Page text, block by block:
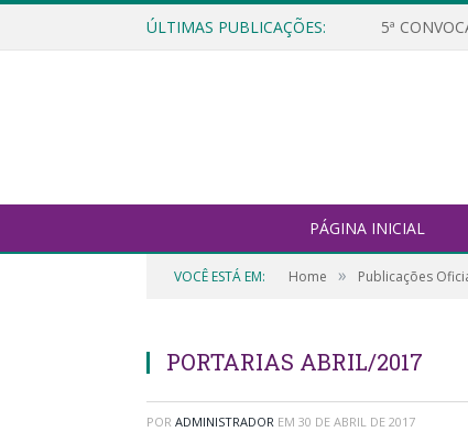
ÚLTIMAS PUBLICAÇÕES: 5ª
PÁGINA INICIAL
VOCÊ ESTÁ EM: Home » Publicações
PORTARIAS ABRIL/2017
POR ADMINISTRADOR EM 30 DE ABRIL DE 2017